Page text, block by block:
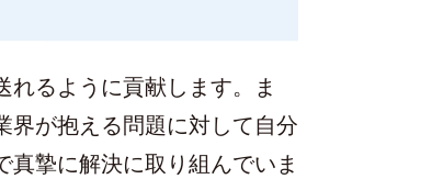
るように貢献します。ま
界が抱える問題に対して自分
摯に解決に取り組んでいま